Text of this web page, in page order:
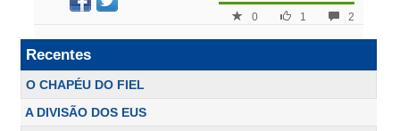
2
1
0
Recentes
O CHAPÉU DO FIEL
A DIVISÃO DOS EUS